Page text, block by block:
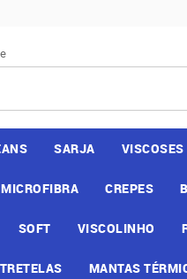
SARJA VISCOSES
MICROFIBRA CREPES
SOFT VISCOLINHO
MANTAS